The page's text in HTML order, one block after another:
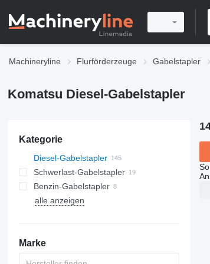
Machineryline Flurförderzeuge Gabelstapler
Komatsu Diesel-Gabelstapler
Kategorie
Diesel-Gabelstapler
Schwerlast-Gabelstapler
Benzin-Gabelstapler
alle anzeigen
Marke